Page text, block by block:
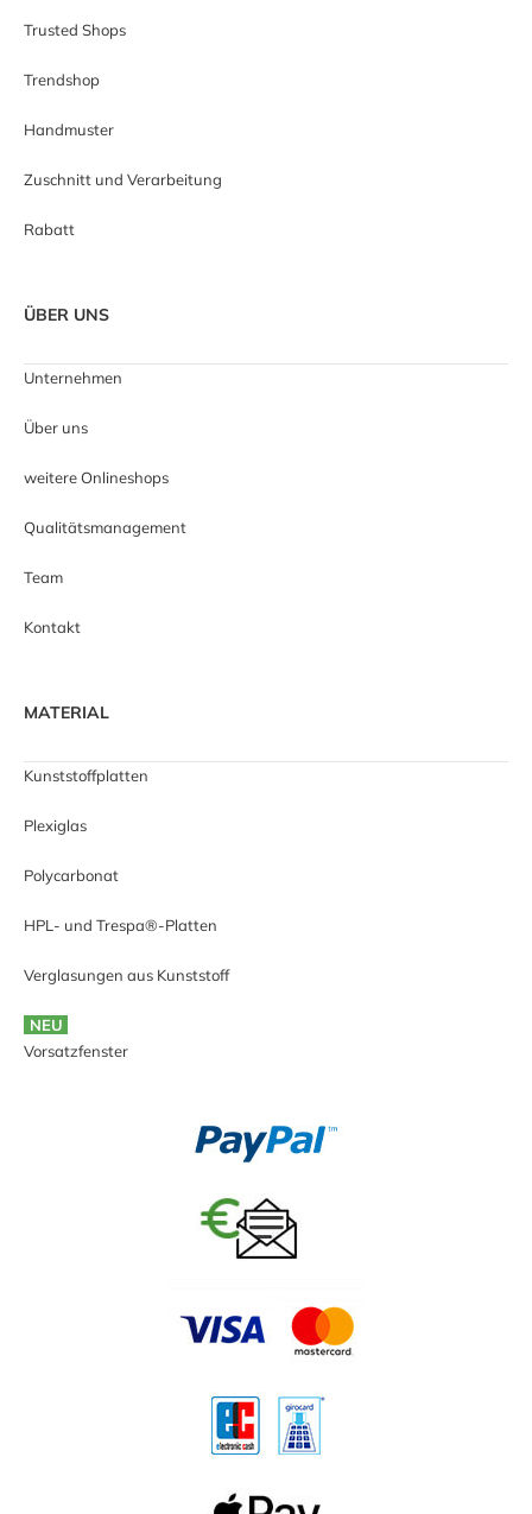
Trusted Shops
Trendshop
Handmuster
Zuschnitt und Verarbeitung
Rabatt
ÜBER UNS
Unternehmen
Über uns
weitere Onlineshops
Qualitätsmanagement
Team
Kontakt
MATERIAL
Kunststoffplatten
Plexiglas
Polycarbonat
HPL- und Trespa®-Platten
Verglasungen aus Kunststoff
NEU
Vorsatzfenster